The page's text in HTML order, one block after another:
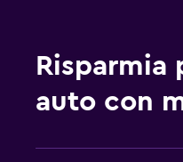
Risparmia
auto con